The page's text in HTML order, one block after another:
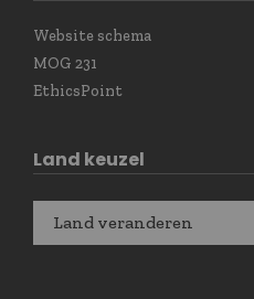
Website schema
MOG 231
EthicsPoint
Land keuzel
Land veranderen